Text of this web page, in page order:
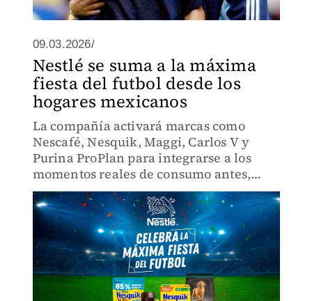
09.03.2026/
Nestlé se suma a la máxima
fiesta del futbol desde los
hogares mexicanos
La compañía activará marcas como
Nescafé, Nesquik, Maggi, Carlos V y
Purina ProPlan para integrarse a los
momentos reales de consumo antes,
durante y después de los partidos